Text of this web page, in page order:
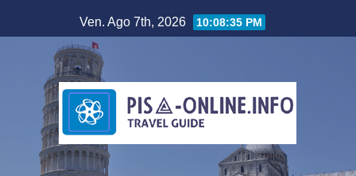
al
contenuto
Ven. Ago 7th, 2026 10:08:36 PM